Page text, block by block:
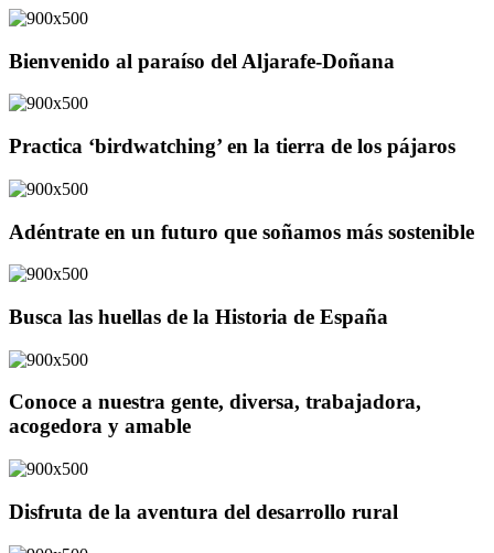
Bienvenido al paraíso del Aljarafe-Doñana
Practica ‘birdwatching’ en la tierra de los pájaros
Adéntrate en un futuro que soñamos más sostenible
Busca las huellas de la Historia de España
Conoce a nuestra gente, diversa, trabajadora,
acogedora y amable
Disfruta de la aventura del desarrollo rural